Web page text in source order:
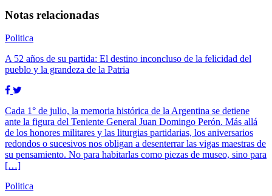
Notas relacionadas
Politica
A 52 años de su partida: El destino inconcluso de la felicidad del
pueblo y la grandeza de la Patria
Cada 1° de julio, la memoria histórica de la Argentina se detiene
ante la figura del Teniente General Juan Domingo Perón. Más allá
de los honores militares y las liturgias partidarias, los aniversarios
redondos o sucesivos nos obligan a desenterrar las vigas maestras de
su pensamiento. No para habitarlas como piezas de museo, sino para
[…]
Politica